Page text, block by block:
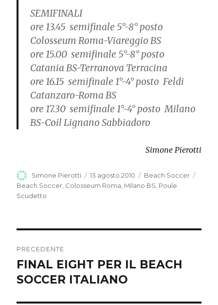
SEMIFINALI
ore 13.45 semifinale 5°-8° posto
Colosseum Roma-Viareggio BS
ore 15.00 semifinale 5°-8° posto
Catania BS-Terranova Terracina
ore 16.15 semifinale 1°-4° posto Feldi
Catanzaro-Roma BS
ore 17.30 semifinale 1°-4° posto Milano
BS-Coil Lignano Sabbiadoro
Simone Pierotti
Autore
Simone Pierotti
Pubblicato
il
13 agosto 2010 Categorie
Beach Soccer
Beach Soccer Colosseum Roma Milano BS Poule
Scudetto
articoli
PRECEDENTE
Articolo
precedente:
FINAL EIGHT PER IL BEACH
SOCCER ITALIANO